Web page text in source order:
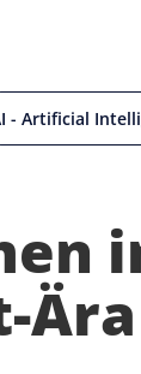
- Artificial